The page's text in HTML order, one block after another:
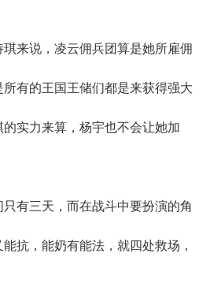
来说，凌云佣兵团算是她所雇佣
有的王国王储们都是来获得强大
实力来算，杨宇也不会让她加
三天，而在战斗中要扮演的角
抗，能奶有能法，就四处救场，